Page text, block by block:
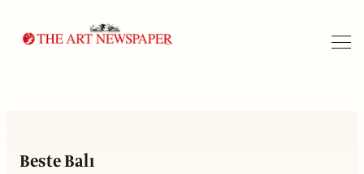
Beste Balı